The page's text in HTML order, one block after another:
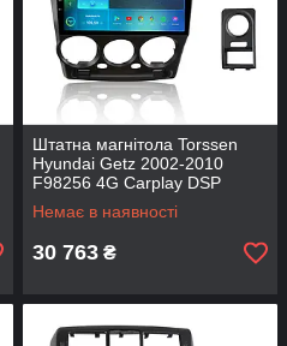
Штатна магнітола Torssen
Hyundai Getz 2002-2010
F98256 4G Carplay DSP
Немає в наявності
30 763 ₴